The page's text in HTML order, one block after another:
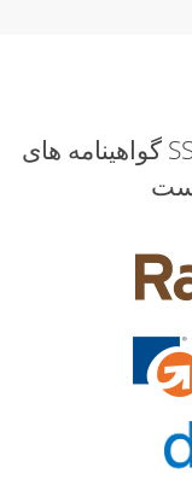
گواهینامه های SSL ما از برخی از معتبرترین مارک